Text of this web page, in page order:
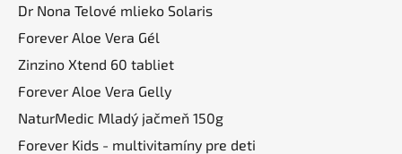
Dr Nona Telové mlieko Solaris
Forever Aloe Vera Gél
Zinzino Xtend 60 tabliet
Forever Aloe Vera Gelly
NaturMedic Mladý jačmeň 150g
Forever Kids - multivitamíny pre deti